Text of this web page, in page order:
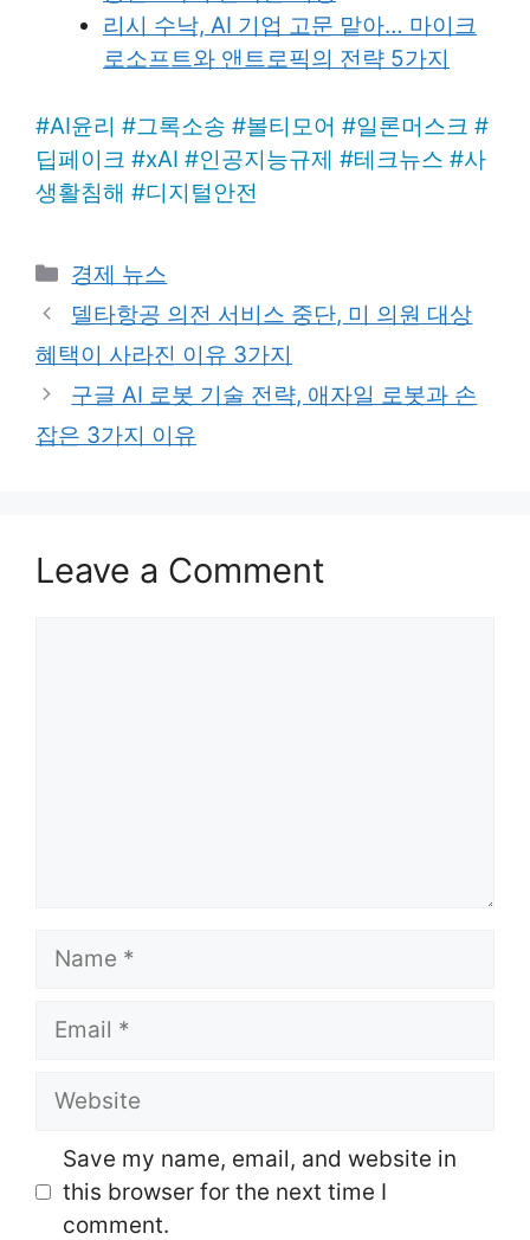
리시 수낙, AI 기업 고문 맡아… 마이크
로소프트와 앤트로픽의 전략 5가지
#AI윤리 #그록소송 #볼티모어 #일론머스크 #
딥페이크 #xAI #인공지능규제 #테크뉴스 #사
생활침해 #디지털안전
Categories
경제 뉴스
델타항공 의전 서비스 중단, 미 의원 대상
혜택이 사라진 이유 3가지
구글 AI 로봇 기술 전략, 애자일 로봇과 손
잡은 3가지 이유
Leave a Comment
Name
Email
Website
Save my name, email, and website in
this browser for the next time I
comment.